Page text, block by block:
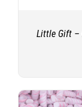
Little Gift –